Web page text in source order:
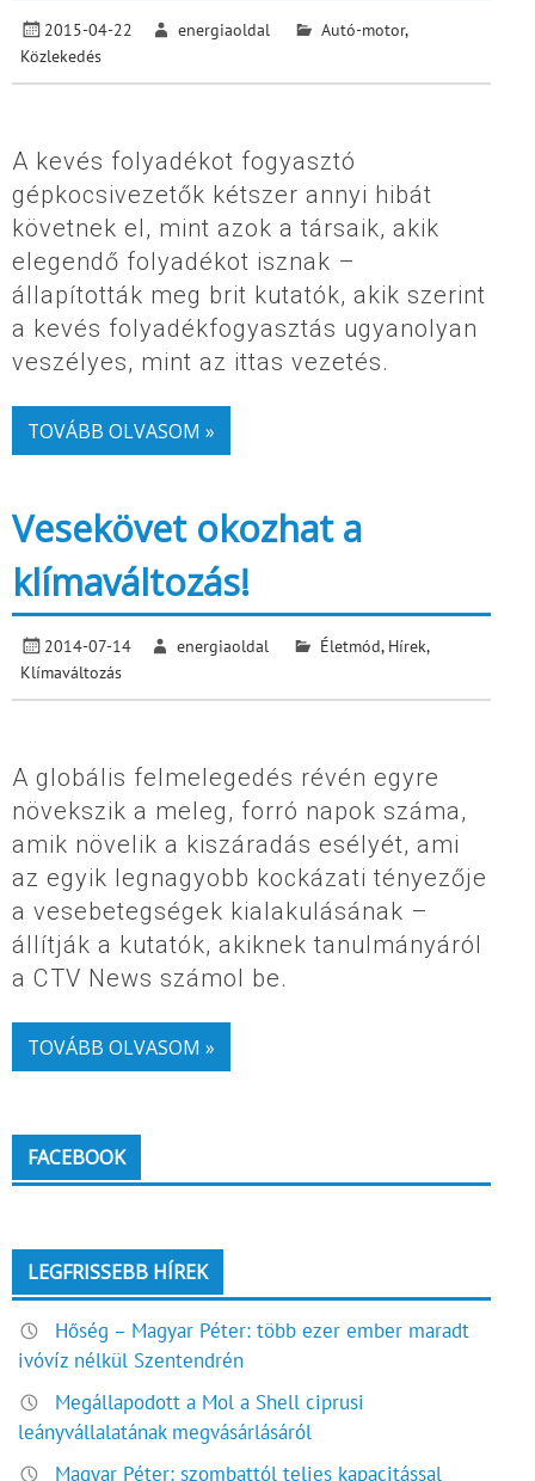
2015-04-22 energiaoldal Autó-motor,
Közlekedés
A kevés folyadékot fogyasztó
gépkocsivezetők kétszer annyi hibát
követnek el, mint azok a társaik, akik
elegendő folyadékot isznak –
állapították meg brit kutatók, akik szerint
a kevés folyadékfogyasztás ugyanolyan
veszélyes, mint az ittas vezetés.
TOVÁBB OLVASOM »
Vesekövet okozhat a
klímaváltozás!
2014-07-14 energiaoldal Életmód, Hírek,
Klímaváltozás
A globális felmelegedés révén egyre
növekszik a meleg, forró napok száma,
amik növelik a kiszáradás esélyét, ami
az egyik legnagyobb kockázati tényezője
a vesebetegségek kialakulásának –
állítják a kutatók, akiknek tanulmányáról
a CTV News számol be.
TOVÁBB OLVASOM »
FACEBOOK
LEGFRISSEBB HÍREK
Hőség – Magyar Péter: több ezer ember maradt
ivóvíz nélkül Szentendrén
Megállapodott a Mol a Shell ciprusi
leányvállalatának megvásárlásáról
Magyar Péter: szombattól teljes kapacitással